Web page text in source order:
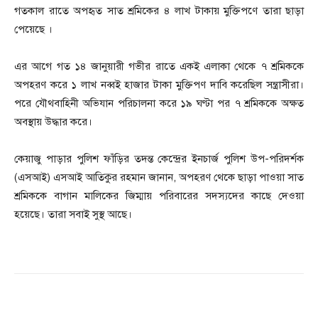
গতকাল রাতে অপহৃত সাত শ্রমিকের ৪ লাখ টাকায় মুক্তিপণে তারা ছাড়া
পেয়েছে ।
এর আগে গত ১৪ জানুয়ারী গভীর রাতে একই এলাকা থেকে ৭ শ্রমিককে
অপহরণ করে ১ লাখ নব্বই হাজার টাকা মুক্তিপণ দাবি করেছিল সন্ত্রাসীরা।
পরে যৌথবাহিনী অভিযান পরিচালনা করে ১৯ ঘণ্টা পর ৭ শ্রমিককে অক্ষত
অবস্থায় উদ্ধার করে।
কেয়াজু পাড়ার পুলিশ ফাঁড়ির তদন্ত কেন্দ্রের ইনচার্জ পুলিশ উপ-পরিদর্শক
(এসআই) এসআই আতিকুর রহমান জানান, অপহরণ থেকে ছাড়া পাওয়া সাত
শ্রমিককে বাগান মালিকের জিম্মায় পরিবারের সদস্যদের কাছে দেওয়া
হয়েছে। তারা সবাই সুস্থ আছে।